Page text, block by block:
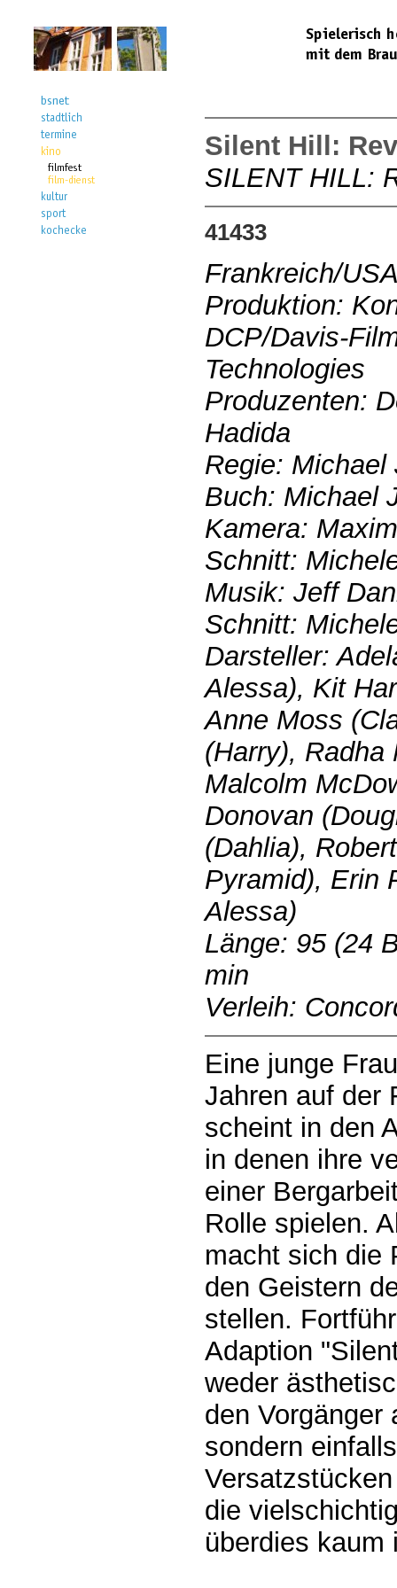
Silent Hill:
SILENT HILL:
41433
Frankreich/
Produktion:
DCP/Davis-
Technologies
Produzenten:
Hadida
Regie: Michael
Buch: Michael
Kamera:
Schnitt:
Musik: Jeff
Schnitt:
Darsteller:
Alessa), Kit
Anne Moss
(Harry), Radha
Malcolm
Donovan
(Dahlia),
Pyramid), Erin
Alessa)
Länge: 95 (24
min
Verleih:
Eine junge
Jahren auf der
scheint in den
in denen ihre
einer
Rolle spielen.
macht sich die
den Geistern
stellen.
Adaption
weder
den Vorgänger
sondern
die
überdies kaum